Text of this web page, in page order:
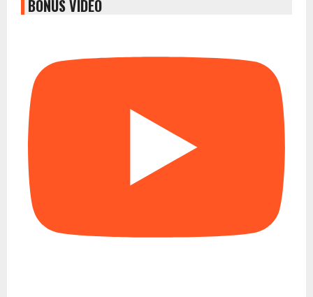
BONUS VIDEO